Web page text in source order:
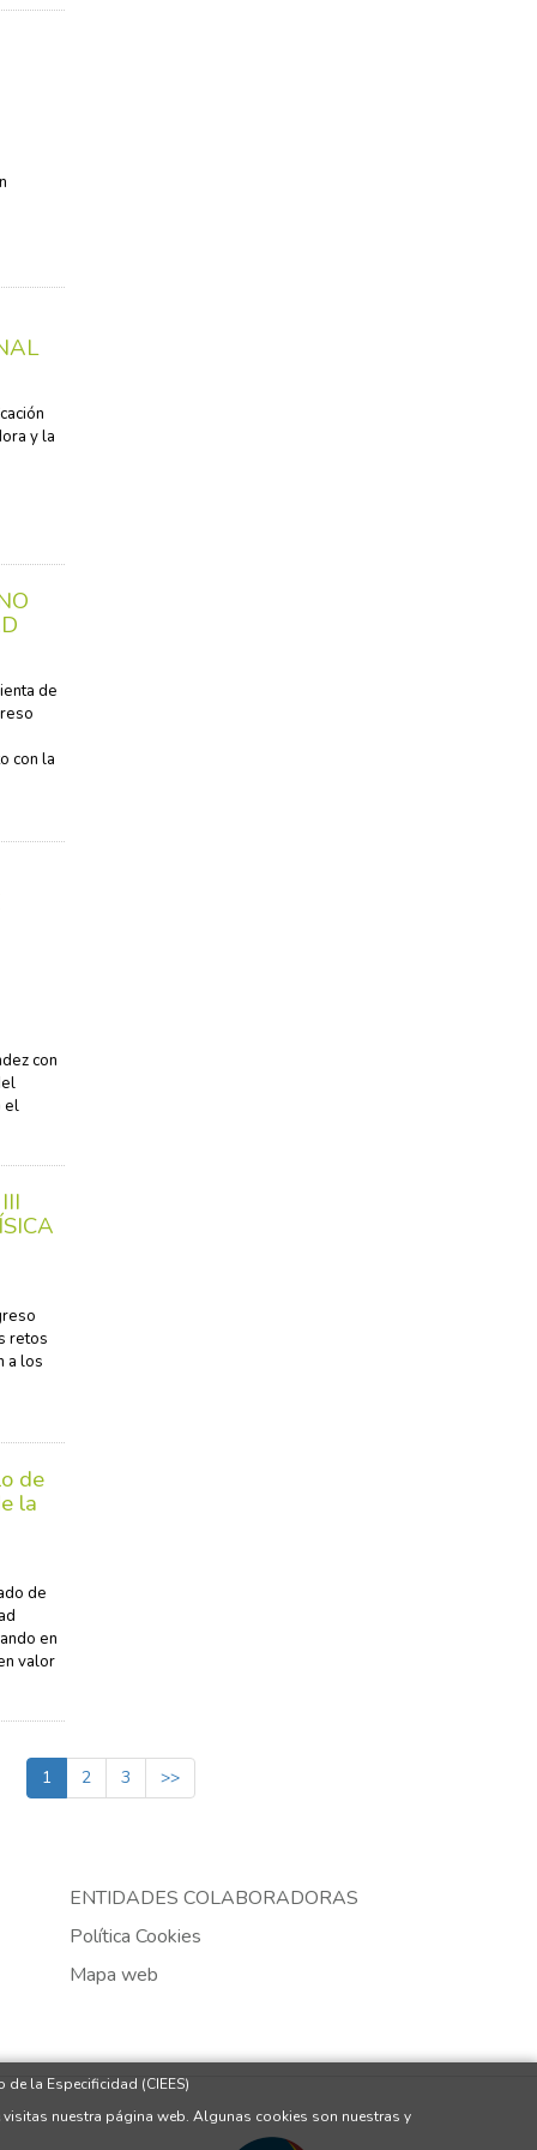
y la
de
con la
con
el
retos
a los
de
la
de
en
valor
1 2 3 >>
ENTIDADES COLABORADORAS
Política Cookies
Mapa web
la Especificidad (CIEES)
nuestra página web. Algunas cookies son nuestras y